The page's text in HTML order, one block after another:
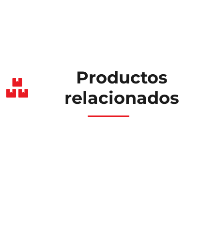
Productos
relacionados